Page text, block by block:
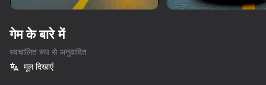
गेम के बारे में
स्वचालित रूप से अनुवादित
मूल दिखाएँ